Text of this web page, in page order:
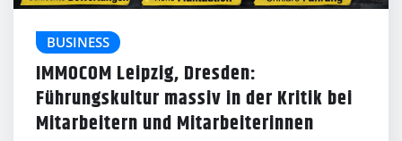
BUSINESS
IMMOCOM Leipzig, Dresden:
Führungskultur massiv in der Kritik bei
Mitarbeitern und Mitarbeiterinnen